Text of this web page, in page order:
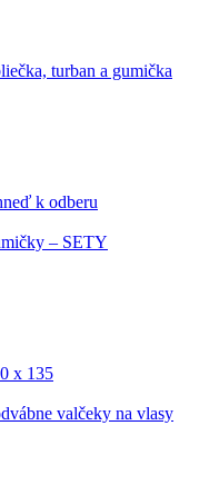
turban a gumička
– SETY
valčeky na vlasy
k odberu
x 135